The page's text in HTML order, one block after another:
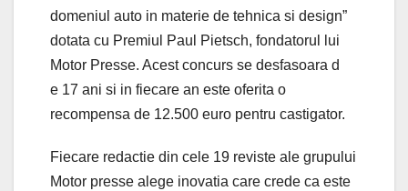
domeniul auto in materie de tehnica si design”
dotata cu Premiul Paul Pietsch, fondatorul lui
Motor Presse. Acest concurs se desfasoara d
e 17 ani si in fiecare an este oferita o
recompensa de 12.500 euro pentru castigator.
Fiecare redactie din cele 19 reviste ale grupului
Motor presse alege inovatia care crede ca este